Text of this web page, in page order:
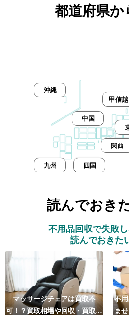
都道府県か
甲信越
関西
中国
四国
九州
沖縄
読んでおき
不用品回収で失敗
読んでおきた
マッサージチェアは買取不
可！？買取相場や回収・買取の
不
ま